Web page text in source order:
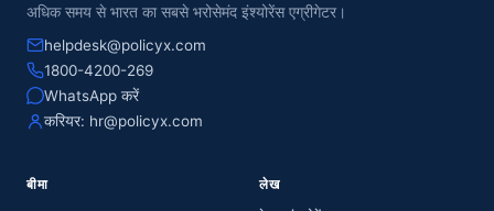
अधिक समय से भारत का सबसे भरोसेमंद इंश्योरेंस एग्रीगेटर।
helpdesk@policyx.com
1800-4200-269
WhatsApp करें
करियर: hr@policyx.com
बीमा लेख